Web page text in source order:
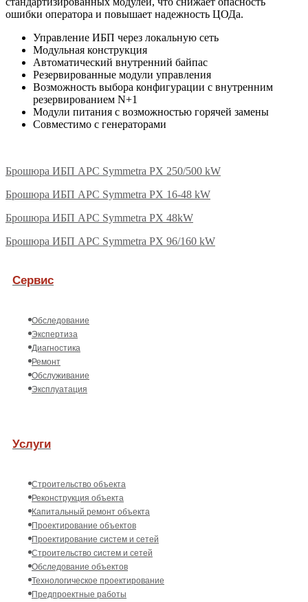
ошибки оператора и повышает надежность ЦОДа.
Управление ИБП через локальную сеть
Модульная конструкция
Автоматический внутренний байпас
Резервированные модули управления
Возможность выбора конфигурации с внутренним
резервированием N+1
Модули питания с возможностью горячей замены
Совместимо с генераторами
Брошюра ИБП APC Symmetra PX 250/500 kW
Брошюра ИБП APC Symmetra PX 16-48 kW
Брошюра ИБП APC Symmetra PX 48kW
Брошюра ИБП APC Symmetra PX 96/160 kW
Сервис
Обследование
Экспертиза
Диагностика
Ремонт
Обслуживание
Эксплуатация
Услуги
Строительство объекта
Реконструкция объекта
Капитальный ремонт объекта
Проектирование объектов
Проектирование систем и сетей
Строительство систем и сетей
Обследование объектов
Технологическое проектирование
Предпроектные работы